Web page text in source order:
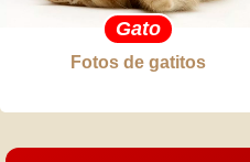
Gato
Fotos de gatitos